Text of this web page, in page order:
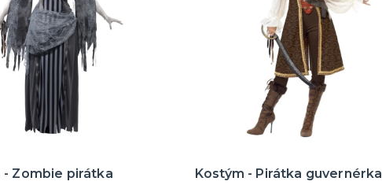
- Zombie pirátka
Kostým - Pirátka guvernérka